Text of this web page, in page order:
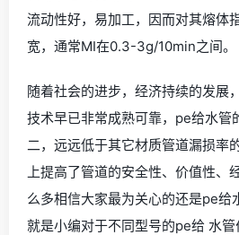
流动性好，易加工，因而对其熔体
宽，通常MI在0.3-3g/10min之间。
随着社会的进步，经济持续的发展
技术早已非常成熟可靠，pe给水管
二，远远低于其它材质管道漏损率
上提高了管道的安全性、价值性、
么多相信大家最为关心的还是pe给
就是小编对于不同型号的pe给 水